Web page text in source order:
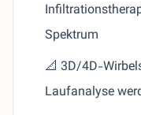
Spektrum
📐 3D/4D-
Laufanalyse